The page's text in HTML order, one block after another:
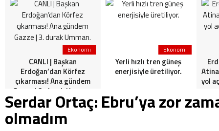
Ekonomi
CANLI | Başkan
Erdoğan’dan Körfez
çıkarması! Ana gündem
Gazze | 3. durak Umman.
Ekonomi
Yerli hızlı tren güneş
enerjisiyle üretiliyor.
yol
Serdar Ortaç: Ebru’ya zor
olmadım